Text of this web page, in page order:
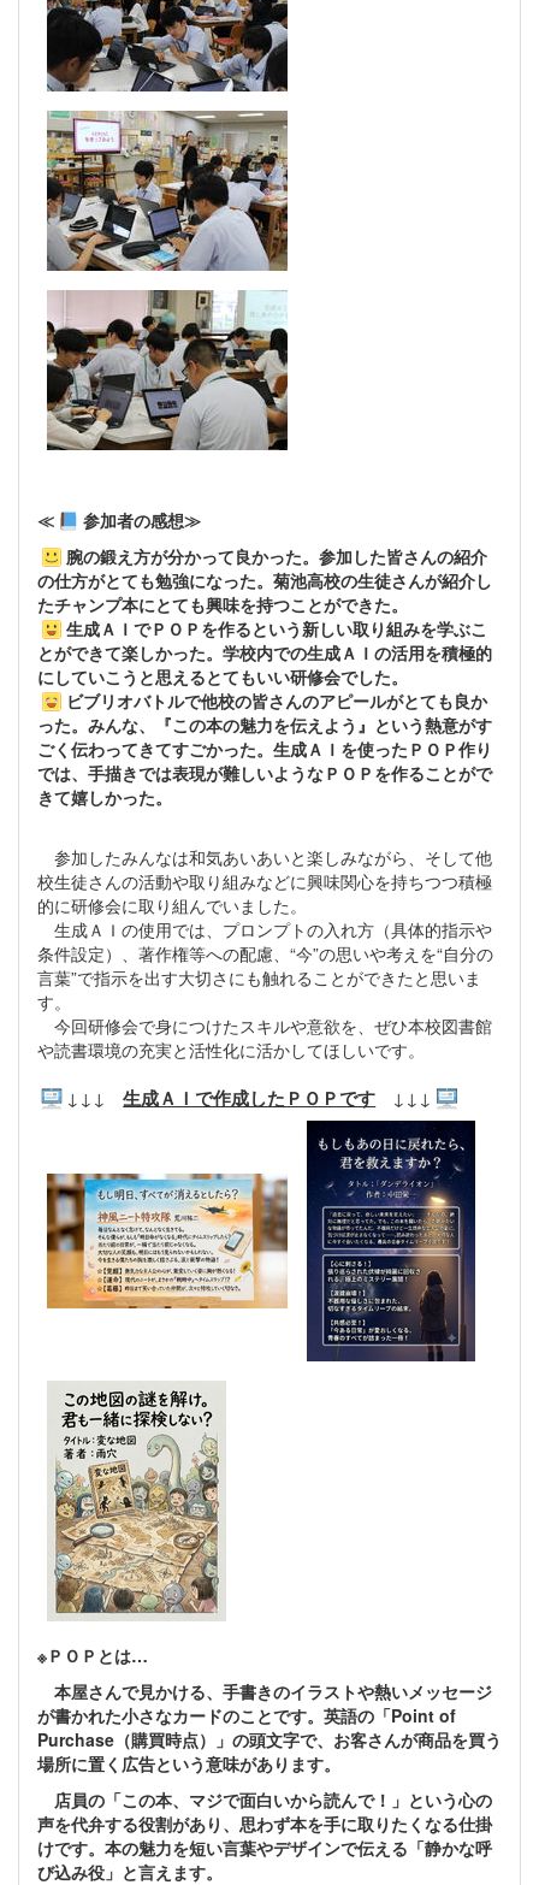
≪
参加者の感想≫
腕の鍛え方が分かって良かった。参加した皆さんの紹介
の仕方がとても勉強になった。 菊池高校の生徒さんが紹介し
たチャンプ本にとても興味を持つことができた。
生成ＡＩでＰＯＰを作るという新しい取り組みを学ぶこ
とができて楽しかった。 学校内での生成ＡＩの活用を積極的
にしていこうと思えるとてもいい研修会でした。
ビブリオバトルで他校の皆さんのアピールがとても良か
った。みんな、『この本の魅力を伝えよう』という熱意がす
ごく伝わってきてすごかった。生成ＡＩを使ったＰＯＰ作り
では、手描きでは表現が難しいようなＰＯＰを作ることがで
きて嬉しかった。
参加したみんなは和気あいあいと楽しみながら、そして他
校生徒さんの活動や取り組みなどに興味関心を持ちつつ積極
的に研修会に取り組んでいました。
生成ＡＩの使用では、プロンプトの入れ方（具体的指示や
条件設定）、著作権等への配慮、“今”の思いや考えを“自分の
言葉”で指示を出す大切さにも触れることができたと思いま
す。
今回研修会で身につけたスキルや意欲を、ぜひ本校図書館
や読書環境の充実と活性化に活かしてほしいです。
↓↓↓生成ＡＩで作成したＰＯＰです ↓↓↓
※ＰＯＰとは…
本屋さんで見かける、手書きのイラストや熱いメッセージ
が書かれた小さなカードのことです。英語の「Point of
Purchase（購買時点）」の頭文字で、お客さんが商品を買う
場所に置く広告という意味があります。
店員の「この本、マジで面白いから読んで！」という心の
声を代弁する役割があり、思わず本を手に取りたくなる仕掛
けです。本の魅力を短い言葉やデザインで伝える「静かな呼
び込み役」と言えます。